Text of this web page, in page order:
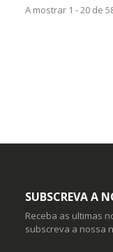
A mostrar 1 - 20 de
SUBSCREVA A
Receba as ultimas
subscreva a nossa